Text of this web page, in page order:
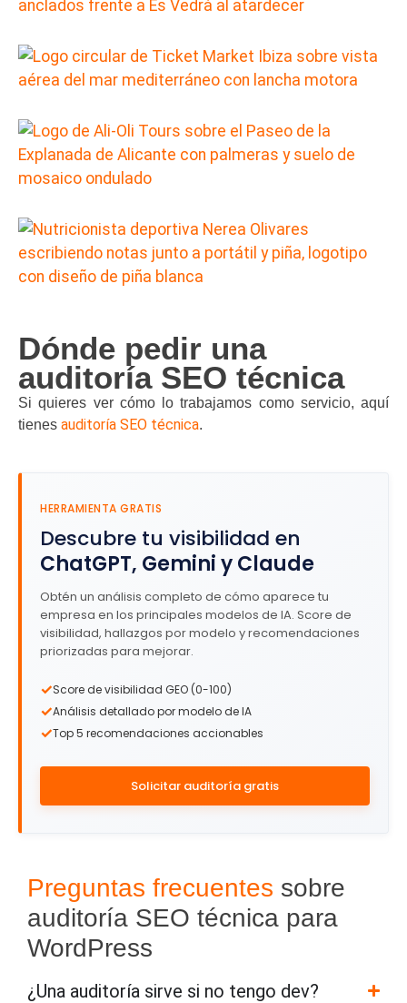
Dónde pedir una
auditoría SEO técnica
Si quieres ver cómo lo trabajamos como servicio, aquí
tienes auditoría SEO técnica.
HERRAMIENTA GRATIS
Descubre tu visibilidad en
ChatGPT, Gemini y Claude
Obtén un análisis completo de cómo aparece tu
empresa en los principales modelos de IA. Score de
visibilidad, hallazgos por modelo y recomendaciones
priorizadas para mejorar.
✓Score de visibilidad GEO (0-100)
✓Análisis detallado por modelo de IA
✓Top 5 recomendaciones accionables
Solicitar auditoría gratis
Preguntas frecuentes sobre
auditoría SEO técnica para
WordPress
¿Una auditoría sirve si no tengo dev?